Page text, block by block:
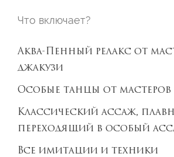
Что включает?
Аква-Пенный релакс от
джакузи
Особые танцы от мастеров
Классический ассаж,
переходящий в особый
Все имитации и техники